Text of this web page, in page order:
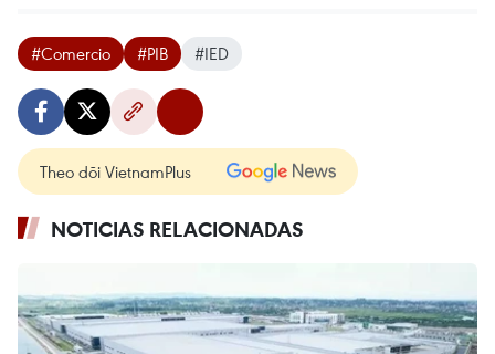
#Comercio #PIB #IED
Theo dõi VietnamPlus
NOTICIAS RELACIONADAS